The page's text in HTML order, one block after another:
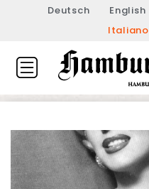
Deutsch English
Italiano